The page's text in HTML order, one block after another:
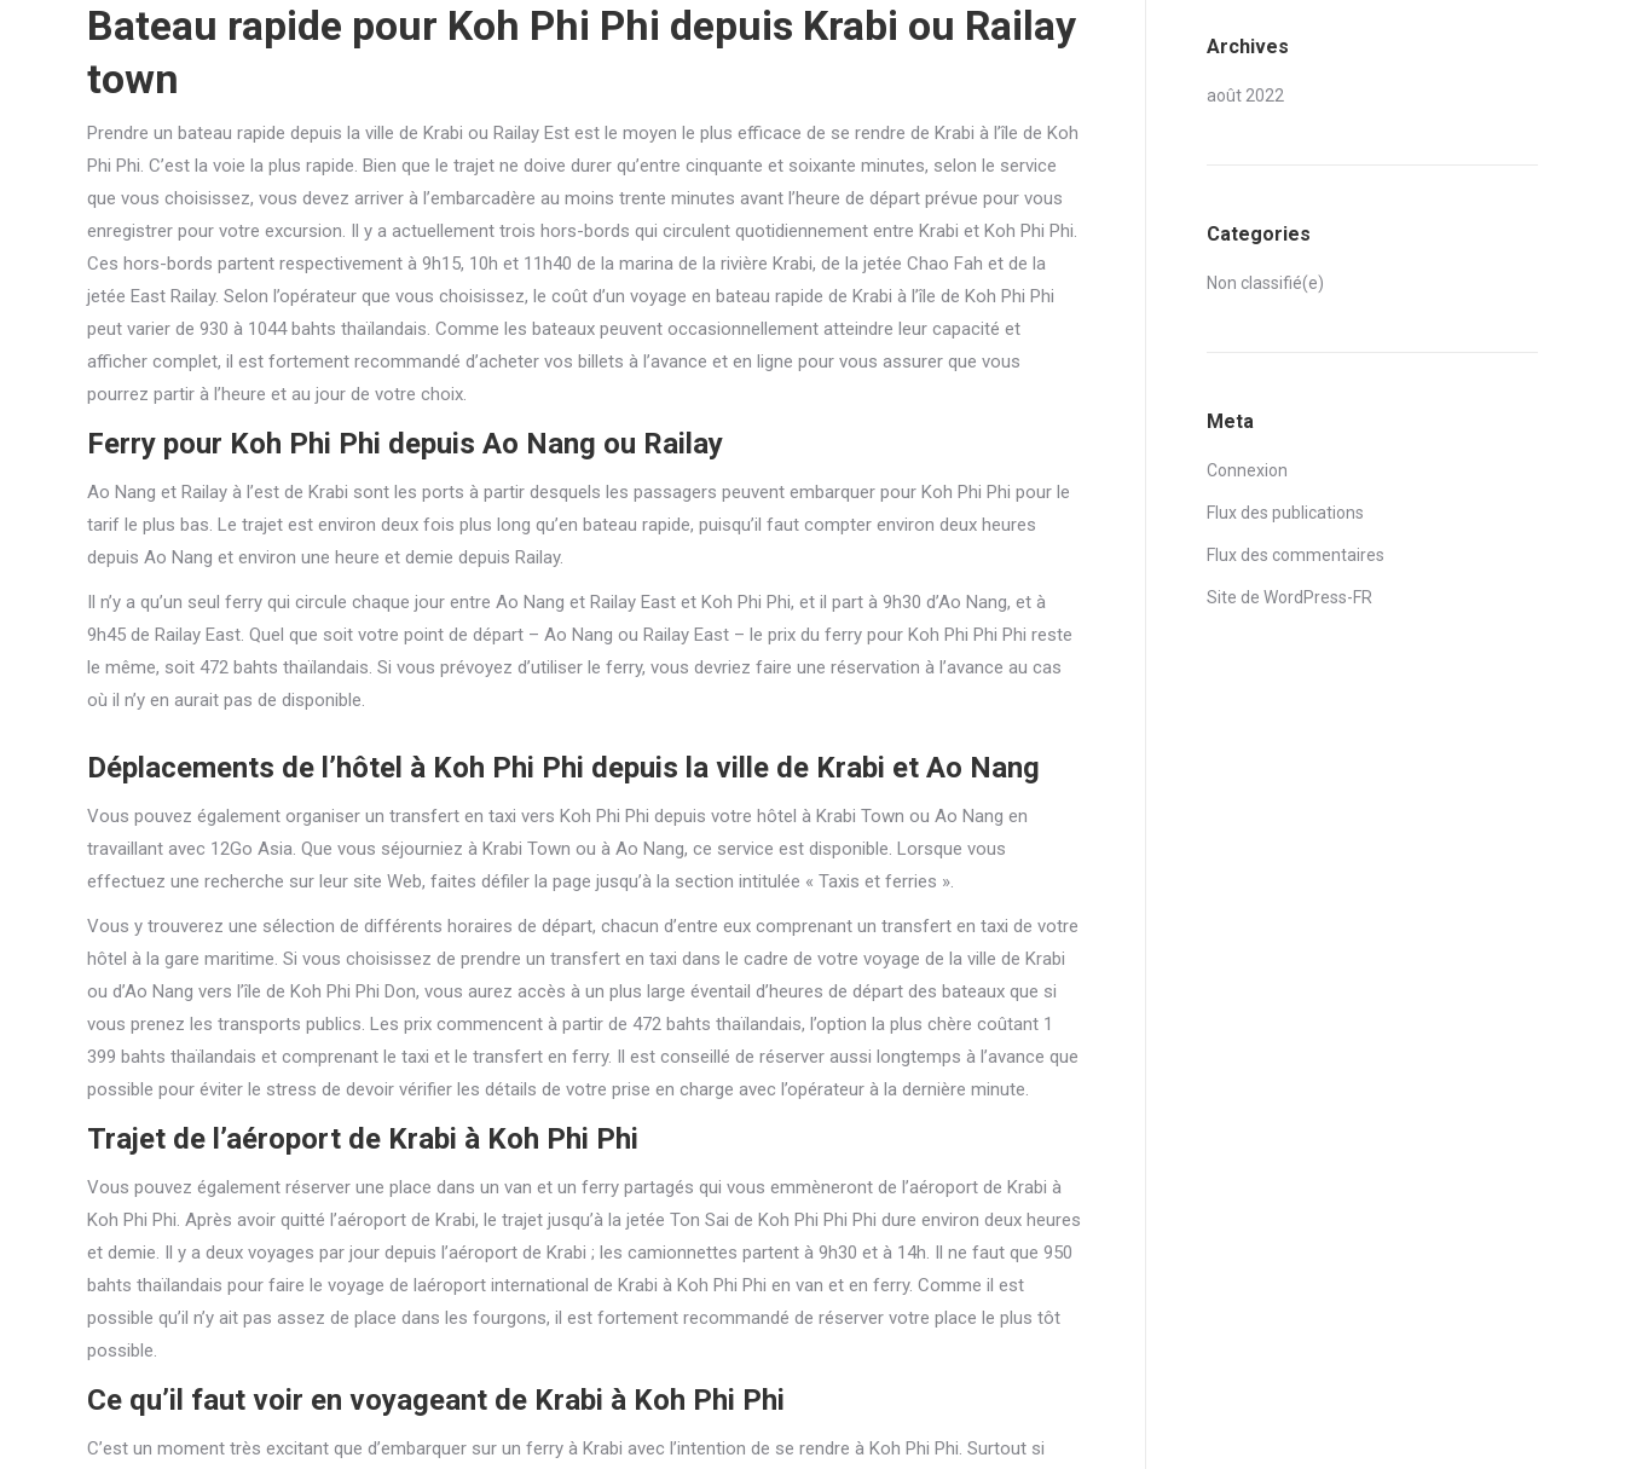
Bateau rapide pour Koh Phi Phi depuis Krabi ou Railay
town
Prendre un bateau rapide depuis la ville de Krabi ou Railay Est est le moyen le plus efficace de se rendre de Krabi à l’île de Koh
Phi Phi. C’est la voie la plus rapide. Bien que le trajet ne doive durer qu’entre cinquante et soixante minutes, selon le service
que vous choisissez, vous devez arriver à l’embarcadère au moins trente minutes avant l’heure de départ prévue pour vous
enregistrer pour votre excursion. Il y a actuellement trois hors-bords qui circulent quotidiennement entre Krabi et Koh Phi Phi.
Ces hors-bords partent respectivement à 9h15, 10h et 11h40 de la marina de la rivière Krabi, de la jetée Chao Fah et de la
jetée East Railay. Selon l’opérateur que vous choisissez, le coût d’un voyage en bateau rapide de Krabi à l’île de Koh Phi Phi
peut varier de 930 à 1044 bahts thaïlandais. Comme les bateaux peuvent occasionnellement atteindre leur capacité et
afficher complet, il est fortement recommandé d’acheter vos billets à l’avance et en ligne pour vous assurer que vous
pourrez partir à l’heure et au jour de votre choix.
Ferry pour Koh Phi Phi depuis Ao Nang ou Railay
Ao Nang et Railay à l’est de Krabi sont les ports à partir desquels les passagers peuvent embarquer pour Koh Phi Phi pour le
tarif le plus bas. Le trajet est environ deux fois plus long qu’en bateau rapide, puisqu’il faut compter environ deux heures
depuis Ao Nang et environ une heure et demie depuis Railay.
Il n’y a qu’un seul ferry qui circule chaque jour entre Ao Nang et Railay East et Koh Phi Phi, et il part à 9h30 d’Ao Nang, et à
9h45 de Railay East. Quel que soit votre point de départ – Ao Nang ou Railay East – le prix du ferry pour Koh Phi Phi Phi reste
le même, soit 472 bahts thaïlandais. Si vous prévoyez d’utiliser le ferry, vous devriez faire une réservation à l’avance au cas
où il n’y en aurait pas de disponible.
Déplacements de l’hôtel à Koh Phi Phi depuis la ville de Krabi et Ao Nang
Vous pouvez également organiser un transfert en taxi vers Koh Phi Phi depuis votre hôtel à Krabi Town ou Ao Nang en
travaillant avec 12Go Asia. Que vous séjourniez à Krabi Town ou à Ao Nang, ce service est disponible. Lorsque vous
effectuez une recherche sur leur site Web, faites défiler la page jusqu’à la section intitulée « Taxis et ferries ».
Vous y trouverez une sélection de différents horaires de départ, chacun d’entre eux comprenant un transfert en taxi de votre
hôtel à la gare maritime. Si vous choisissez de prendre un transfert en taxi dans le cadre de votre voyage de la ville de Krabi
ou d’Ao Nang vers l’île de Koh Phi Phi Don, vous aurez accès à un plus large éventail d’heures de départ des bateaux que si
vous prenez les transports publics. Les prix commencent à partir de 472 bahts thaïlandais, l’option la plus chère coûtant 1
399 bahts thaïlandais et comprenant le taxi et le transfert en ferry. Il est conseillé de réserver aussi longtemps à l’avance que
possible pour éviter le stress de devoir vérifier les détails de votre prise en charge avec l’opérateur à la dernière minute.
Trajet de l’aéroport de Krabi à Koh Phi Phi
Vous pouvez également réserver une place dans un van et un ferry partagés qui vous emmèneront de l’aéroport de Krabi à
Koh Phi Phi. Après avoir quitté l’aéroport de Krabi, le trajet jusqu’à la jetée Ton Sai de Koh Phi Phi Phi dure environ deux heures
et demie. Il y a deux voyages par jour depuis l’aéroport de Krabi ; les camionnettes partent à 9h30 et à 14h. Il ne faut que 950
bahts thaïlandais pour faire le voyage de laéroport international de Krabi à Koh Phi Phi en van et en ferry. Comme il est
possible qu’il n’y ait pas assez de place dans les fourgons, il est fortement recommandé de réserver votre place le plus tôt
possible.
Ce qu’il faut voir en voyageant de Krabi à Koh Phi Phi
C’est un moment très excitant que d’embarquer sur un ferry à Krabi avec l’intention de se rendre à Koh Phi Phi. Surtout si
Archives
août 2022
Categories
Non classifié(e)
Meta
Connexion
Flux des publications
Flux des commentaires
Site de WordPress-FR